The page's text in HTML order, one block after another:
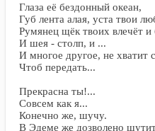
Глаза её бездонный океан,
Губ лента алая, уста твои
Румянец щёк твоих влечёт и
И шея - столп, и ...
И многое другое, не хватит
Чтоб передать...
Прекрасна ты!...
Совсем как я...
Конечно же, шучу.
В Эдеме же дозволено